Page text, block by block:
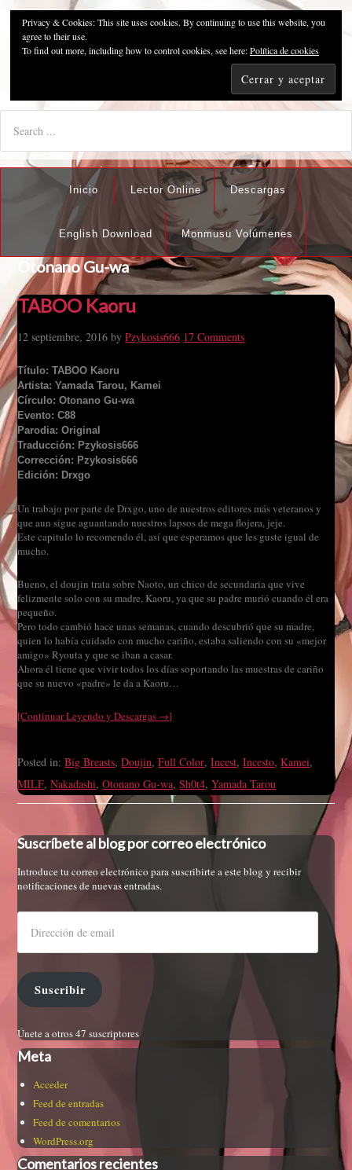
Pzykosis666HFansub
"I'm the best there is at what I do, but what I do best isn't very
Inicio Lector Online Descargas
English Download Monmusu Volúmenes
Otonano Gu-wa
TABOO Kaoru
12 septiembre, 2016 byPzykosis666 17 Comments
Título: TABOO Kaoru
Artista: Yamada Tarou, Kamei
Círculo: Otonano Gu-wa
Evento: C88
Parodia: Original
Traducción: Pzykosis666
Corrección: Pzykosis666
Edición: Drxgo
Un trabajo por parte de Drxgo, uno de nuestros editores más veteranos y
que aun sigue aguantando nuestros lapsos de mega flojera, jeje.
Este capitulo lo recomendo él, así que esperamos que les guste igual de
mucho.
Bueno, el doujin trata sobre Naoto, un chico de secundaria que vive
felizmente solo con su madre, Kaoru, ya que su padre murió cuando él era
pequeño.
Pero todo cambió hace unas semanas, cuando descubrió que su madre,
quien lo había cuidado con mucho cariño, estaba saliendo con su «mejor
amigo» Ryouta y que se iban a casar.
Ahora él tiene que vivir todos los días soportando las muestras de cariño
que su nuevo «padre» le da a Kaoru…
[Continuar Leyendo y Descargas →]
Posted in:Big Breasts,Doujin,Full Color,Incest,Incesto,Kamei,
MILF,Nakadashi,Otonano Gu-wa,Sh0t4,Yamada Tarou
Suscríbete al blog por correo electrónico
Introduce tu correo electrónico para suscribirte a este blog y recibir
notificaciones de nuevas entradas.
Suscribir
Únete a otros 47 suscriptores
Meta
Acceder
Feed de entradas
Feed de comentarios
WordPress.org
Comentarios recientes
Privacy & Cookies: This site uses cookies. By continuing to use this website, you
agree to their use.
To find out more, including how to control cookies, see here:Política de cookies